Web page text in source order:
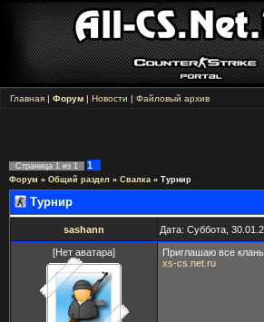
Главная | Форум | Новости | Файловый архив
Страница 1 из 1 1
Форум » Общий раздел » Свалка » Турнир
Турнир
sashann Дата: Суббота,
[Нет аватара]
Приглашаю все
xs-cs.net.ru